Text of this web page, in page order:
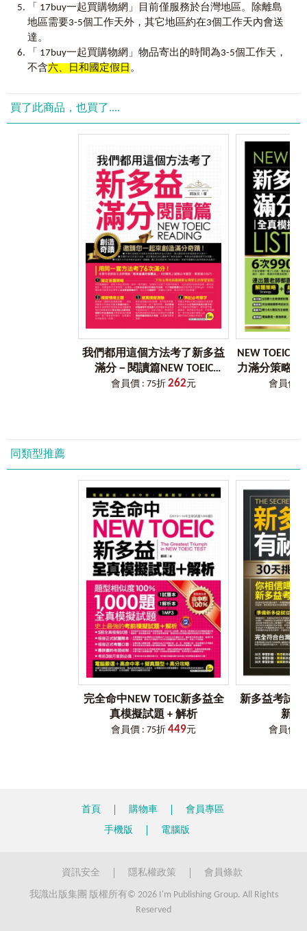
「 17buy一起買購物網」目前僅服務於台灣地區。除離島
地區需要3-5個工作天外，其它地區約在3個工作天內會送
達。
「 17buy一起買購物網」物品寄出的時間為3-5個工作天，
不含六、日和國定假日 。
買了此商品，也買了....
我們都用這個方法考了新多益
滿分－閱讀篇NEW TOEIC
READING
會員價 : 75折 262元
NEW TOEIC
力滿分策略：
題策略(附贈
會員價 :
同類型推薦
完全命中NEW TOEIC新多益全
真模擬試題 + 解析
會員價 : 75折 449元
新多益考試
新多
會員價 :
首頁 購物車
會員專區
手機版
電腦版
資訊安全 隱私權政策 會員條款
我識出版集團 版權所有© 2026 I'm Publishing Group. All Rights
Reserved